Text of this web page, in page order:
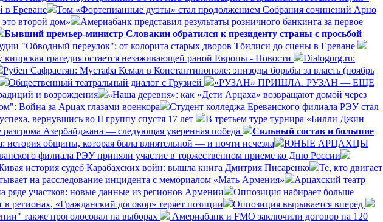
в Ереване
Том «Фортепианные дуэты» стал продолжением Собрания сочинений Арно
второй дом»
Америабанк представил результаты розничного банкинга за первое
Бывший премьер-министр Словакии обратился к президенту страны с просьбой
"Обводный переулок": от колорита старых дворов Тбилиси до сцены в Ереване
трагедия остается незаживающей раной Европы - Новости
Dialogorg.ru:
Рубен Сафрастян: Мустафа Кемал в Константинополе: эпизоды борьбы за власть (ноябрь
Общественный театральный диалог с Грузией
«РУЗАН» ПРИШЛА. РУЗАН — ЕЩЕ
и возрождения
«Наша деревня»: как «Дети Арцаха» возвращают домой через
Война за Арцах глазами военкора
Студент колледжа Ереванского филиала РЭУ стал
вернувшись во II группу спустя 17 лет
В третьем туре турнира «Билли Джин
Азербайджана — следующая уверенная победа
Сильный состав и большие
история общины, которая была влиятельной — и почти исчезла
ЮНЫЕ АРЦАХЦЫ
филиала РЭУ приняли участие в торжественном приеме ко Дню России
история судеб Карабахских войн: вышла книга Дмитрия Писаренко
Те, кто двигает
на расследование инцидента с мемориалом «Мать Армения»
Арцахский театр
ряде участков: новые данные из регионов Армении
Оппозиция набирает больше
регионах, «Гражданский договор» теряет позиции
Оппозиция вырывается вперед
также проголосовал на выборах
Америабанк и FMO заключили договор на 120